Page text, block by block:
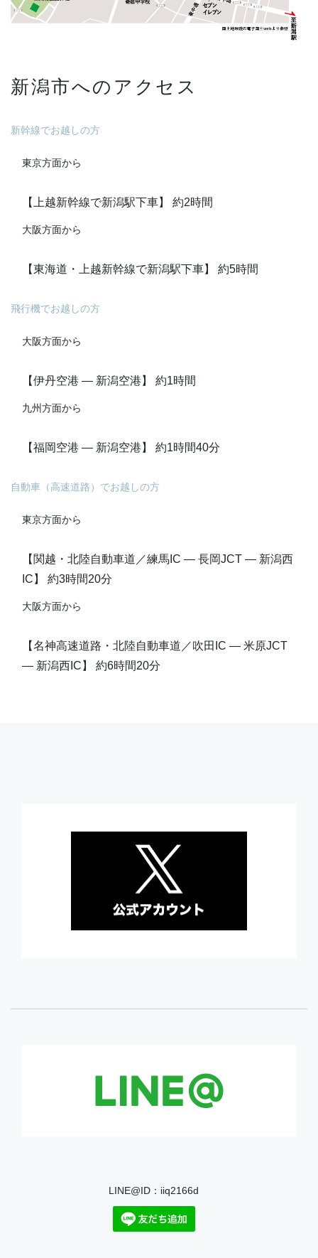
新潟市へのアクセス
新幹線でお越しの方
東京方面から
【上越新幹線で新潟駅下車】 約2時間
大阪方面から
【東海道・上越新幹線で新潟駅下車】 約5時間
飛行機でお越しの方
大阪方面から
【伊丹空港 ― 新潟空港】 約1時間
九州方面から
【福岡空港 ― 新潟空港】 約1時間40分
自動車（高速道路）でお越しの方
東京方面から
【関越・北陸自動車道／練馬IC ― 長岡JCT ― 新潟西
IC】 約3時間20分
大阪方面から
【名神高速道路・北陸自動車道／吹田IC ― 米原JCT
― 新潟西IC】 約6時間20分
LINE@ID：iiq2166d